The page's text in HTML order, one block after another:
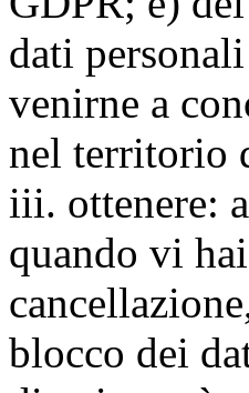
dati
venirne a
nel territorio
iii. ottenere:
quando vi
blocco dei